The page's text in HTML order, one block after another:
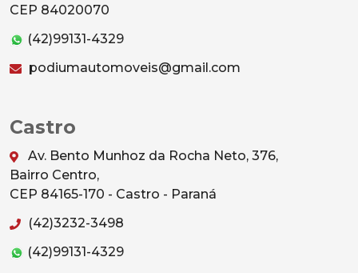
CEP 84020070
(42)99131-4329
podiumautomoveis@gmail.com
Castro
Av. Bento Munhoz da Rocha Neto, 376,
Bairro Centro,
CEP 84165-170 - Castro - Paraná
(42)3232-3498
(42)99131-4329